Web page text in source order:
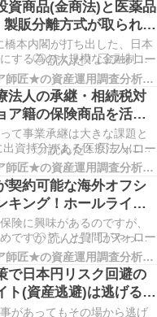
るので、要チェック！ オフ
Life(WL)とCa…
資商品(金商法)と医薬品
販分離方式が取られて
と販売・事後サポート
本内閣が打ち出した、日本
する為の大規模な金融制度
」により、日本人が海外の
は合法化された。 ただし、
。 特に、勧誘・営業・販売
れている。 医薬品と法的扱
★オフショア師匠★の資産運用調査分析ダイアリー
法人の承継・相続税対
ア籍の保険商品を活用
果で節税可能！
て事業承継は大きな課題と
資持分がある医療法人にと
めて検討をしておかなくて
はずだ。 出資持分あり医療
資産圧縮効果！現金分を圧
成19年（2007年）4月1日に
★オフショア師匠★の資産運用調査分析ダイアリー
契約可能な海外オフシ
キング！ホールライフ
バーサルライフ
極僅か！
険に興味があるのですが、
ですか？」と質問がやって
フショア籍の生命保険ラン
う！と思ったが、実際のと
人が契約できる海外オフシ
数社だけに限られている。
★オフショア師匠★の資産運用調査分析ダイアリー
で日本円リスク回避の
ト(資産逃避)は逃げるは
お金を守り生き抜くこ
があってもその場から逃げ